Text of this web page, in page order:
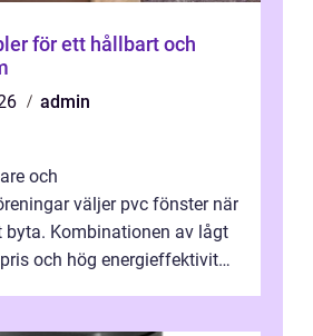
för ett hållbart och
admin
och
väljer pvc fönster när
byta. Kombinationen av lågt
och hög energieffektivitet